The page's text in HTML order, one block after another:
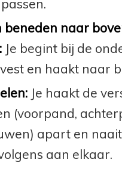
beneden naar
Je begint bij de
en haakt naar
Je haakt de
(voorpand,
apart en
aan elkaar.